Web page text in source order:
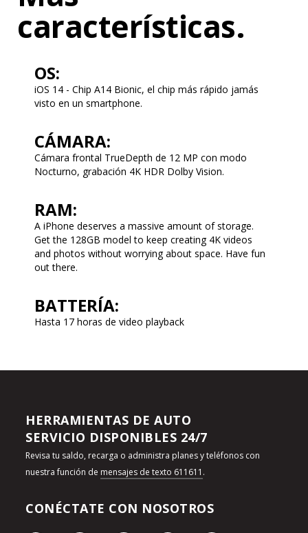
características.
OS:
iOS 14 - Chip A14 Bionic, el chip más rápido jamás
visto en un smartphone.
CÁMARA:
Cámara frontal TrueDepth de 12 MP con modo
Nocturno, grabación 4K HDR Dolby Vision.
RAM:
A iPhone deserves a massive amount of storage.
Get the 128GB model to keep creating 4K videos
and photos without worrying about space. Have fun
out there.
BATTERÍA:
Hasta 17 horas de video playback
HERRAMIENTAS DE AUTO
SERVICIO DISPONIBLES 24/7
Revisa tu saldo, recarga o administra planes y teléfonos con
nuestra función de mensajes de texto 611611 .
CONÉCTATE CON NOSOTROS